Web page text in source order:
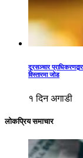
दूरसञ्चार
विस्तारमा जोड
१ दिन अगाडी
लोकप्रिय समाचार